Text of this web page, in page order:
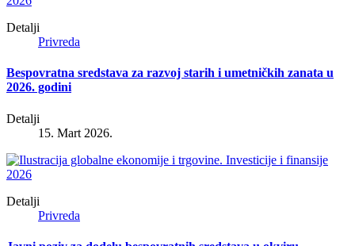
Detalji
Privreda
Bespovratna sredstava za razvoj starih i umetničkih zanata u
2026. godini
Detalji
15. Mart 2026.
Detalji
Privreda